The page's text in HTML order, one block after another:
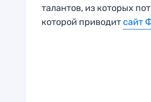
талантов, из которых
которой приводит сайт